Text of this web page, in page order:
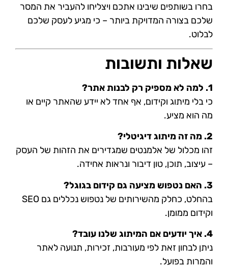
בחרו בשותפים שיבינו אתכם ויצליחו להעביר את המסר
שלכם בצורה המדויקת ביותר – כי מגיע לעסק שלכם
לבלוט.
שאלות ותשובות
1. למה לא מספיק רק לבנות אתר?
כי בלי מיתוג וקידום, אף אחד לא יידע שהאתר קיים או
מה הוא מציע.
2. מה זה מיתוג דיגיטלי?
זהו מכלול של אלמנטים שמגדירים את הזהות של העסק
– עיצוב, תוכן, טון דיבור ונראות אחידה.
3. האם נטפוש מציעה גם קידום בגוגל?
בהחלט, כחלק מהשירותים של נטפוש נכללים גם SEO
וקידום ממומן.
4. איך יודעים אם המיתוג שלנו עובד?
ניתן לבחון זאת לפי מעורבות, זכירות, תנועה לאתר
והמרות בפועל.